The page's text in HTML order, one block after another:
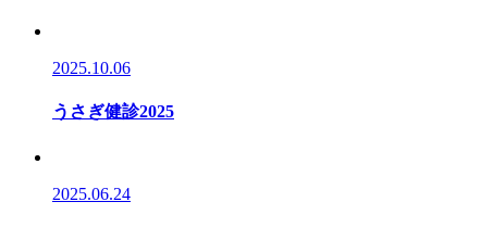
2025.10.06
うさぎ健診2025
2025.06.24